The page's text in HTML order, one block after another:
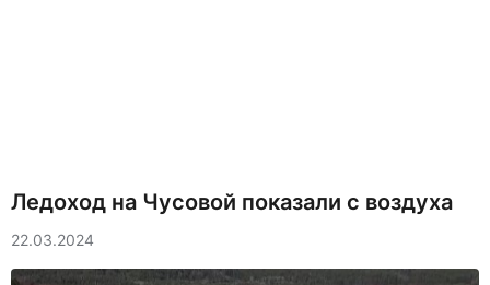
Ледоход на Чусовой показали с воздуха
22.03.2024